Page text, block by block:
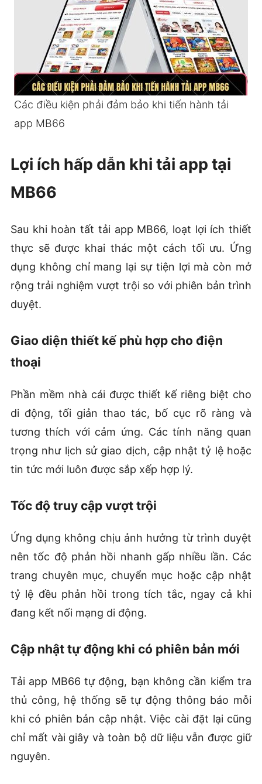
Các điều kiện phải đảm bảo khi tiến hành tải
app MB66
Lợi ích hấp dẫn khi tải app tại
MB66
Sau khi hoàn tất tải app MB66, loạt lợi ích thiết
thực sẽ được khai thác một cách tối ưu. Ứng
dụng không chỉ mang lại sự tiện lợi mà còn mở
rộng trải nghiệm vượt trội so với phiên bản trình
duyệt.
Giao diện thiết kế phù hợp cho điện
thoại
Phần mềm nhà cái được thiết kế riêng biệt cho
di động, tối giản thao tác, bố cục rõ ràng và
tương thích với cảm ứng. Các tính năng quan
trọng như lịch sử giao dịch, cập nhật tỷ lệ hoặc
tin tức mới luôn được sắp xếp hợp lý.
Tốc độ truy cập vượt trội
Ứng dụng không chịu ảnh hưởng từ trình duyệt
nên tốc độ phản hồi nhanh gấp nhiều lần. Các
trang chuyên mục, chuyển mục hoặc cập nhật
tỷ lệ đều phản hồi trong tích tắc, ngay cả khi
đang kết nối mạng di động.
Cập nhật tự động khi có phiên bản mới
Tải app MB66 tự động, bạn không cần kiểm tra
thủ công, hệ thống sẽ tự động thông báo mỗi
khi có phiên bản cập nhật. Việc cài đặt lại cũng
chỉ mất vài giây và toàn bộ dữ liệu vẫn được giữ
nguyên.